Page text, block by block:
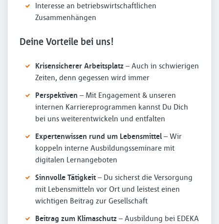
Interesse an betriebswirtschaftlichen
Zusammenhängen
Deine Vorteile bei uns!
Krisensicherer Arbeitsplatz – Auch in schwierigen
Zeiten, denn gegessen wird immer
Perspektiven – Mit Engagement & unseren
internen Karriereprogrammen kannst Du Dich
bei uns weiterentwickeln und entfalten
Expertenwissen rund um Lebensmittel – Wir
koppeln interne Ausbildungsseminare mit
digitalen Lernangeboten
Sinnvolle Tätigkeit – Du sicherst die Versorgung
mit Lebensmitteln vor Ort und leistest einen
wichtigen Beitrag zur Gesellschaft
Beitrag zum Klimaschutz – Ausbildung bei EDEKA